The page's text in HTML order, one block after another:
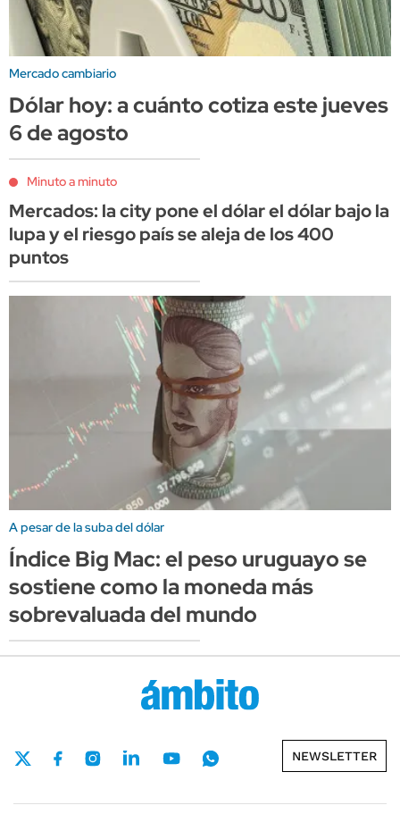
Mercado cambiario
Dólar hoy: a cuánto cotiza este jueves
6 de agosto
Minuto a minuto
Mercados: la city pone el dólar el dólar bajo la
lupa y el riesgo país se aleja de los 400
puntos
A pesar de la suba del dólar
Índice Big Mac: el peso uruguayo se
sostiene como la moneda más
sobrevaluada del mundo
NEWSLETTER